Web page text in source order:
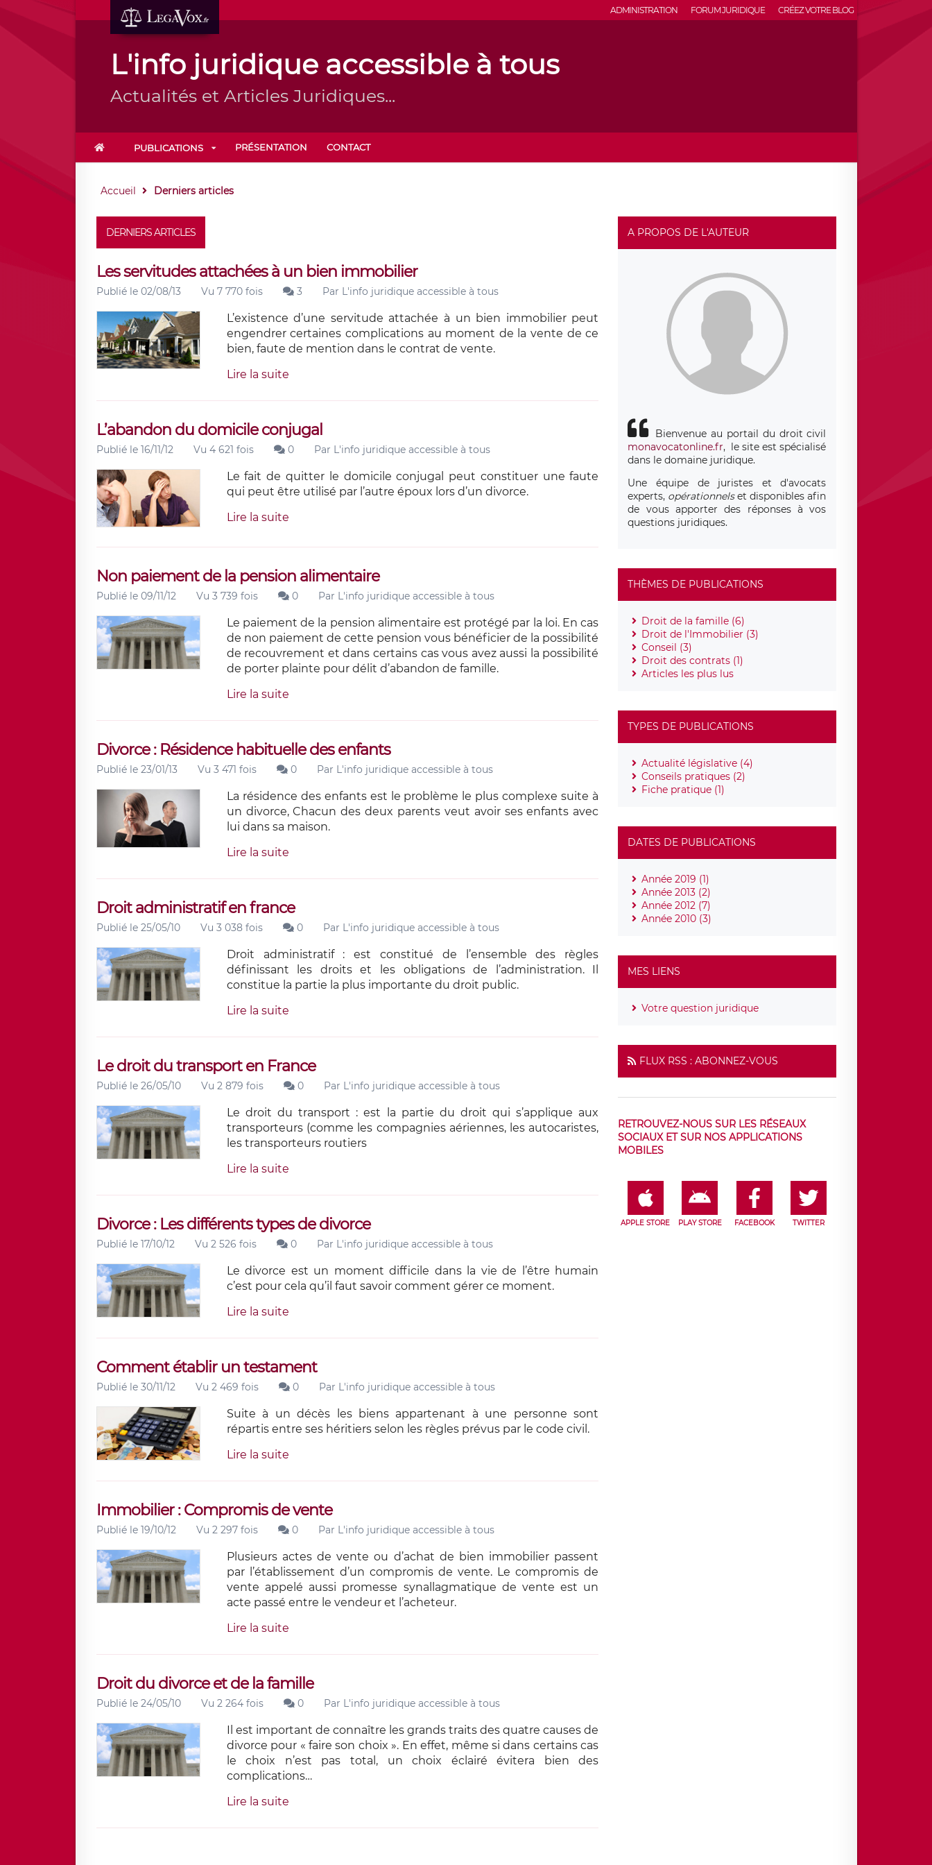
ADMINISTRATION FORUM JURIDIQUE CRÉEZ VOTRE BLOG
L'info juridique accessible à tous
Actualités et Articles Juridiques...
PUBLICATIONS PRÉSENTATION CONTACT
Accueil Derniers articles
DERNIERS ARTICLES
Les servitudes attachées à un bien immobilier
Publié le 02/08/13 Vu 7 770 fois 3 Par L'info juridique accessible à tous
L’existence d’une servitude attachée à un bien immobilier peut
engendrer certaines complications au moment de la vente de ce
bien, faute de mention dans le contrat de vente.
Lire la suite
L’abandon du domicile conjugal
Publié le 16/11/12 Vu 4 621 fois 0 Par L'info juridique accessible à tous
Le fait de quitter le domicile conjugal peut constituer une faute
qui peut être utilisé par l’autre époux lors d’un divorce.
Lire la suite
Non paiement de la pension alimentaire
Publié le 09/11/12 Vu 3 739 fois 0 Par L'info juridique accessible à tous
Le paiement de la pension alimentaire est protégé par la loi. En cas
de non paiement de cette pension vous bénéficier de la possibilité
de recouvrement et dans certains cas vous avez aussi la possibilité
de porter plainte pour délit d’abandon de famille.
Lire la suite
Divorce : Résidence habituelle des enfants
Publié le 23/01/13 Vu 3 471 fois 0 Par L'info juridique accessible à tous
La résidence des enfants est le problème le plus complexe suite à
un divorce, Chacun des deux parents veut avoir ses enfants avec
lui dans sa maison.
Lire la suite
Droit administratif en france
Publié le 25/05/10 Vu 3 038 fois 0 Par L'info juridique accessible à tous
Droit administratif : est constitué de l’ensemble des règles
définissant les droits et les obligations de l’administration. Il
constitue la partie la plus importante du droit public.
Lire la suite
Le droit du transport en France
Publié le 26/05/10 Vu 2 879 fois 0 Par L'info juridique accessible à tous
Le droit du transport : est la partie du droit qui s’applique aux
transporteurs (comme les compagnies aériennes, les autocaristes,
les transporteurs routiers
Lire la suite
Divorce : Les différents types de divorce
Publié le 17/10/12 Vu 2 526 fois 0 Par L'info juridique accessible à tous
Le divorce est un moment difficile dans la vie de l’être humain
c’est pour cela qu’il faut savoir comment gérer ce moment.
Lire la suite
Comment établir un testament
Publié le 30/11/12 Vu 2 469 fois 0 Par L'info juridique accessible à tous
Suite à un décès les biens appartenant à une personne sont
répartis entre ses héritiers selon les règles prévus par le code civil.
Lire la suite
Immobilier : Compromis de vente
Publié le 19/10/12 Vu 2 297 fois 0 Par L'info juridique accessible à tous
Plusieurs actes de vente ou d’achat de bien immobilier passent
par l’établissement d’un compromis de vente. Le compromis de
vente appelé aussi promesse synallagmatique de vente est un
acte passé entre le vendeur et l’acheteur.
Lire la suite
Droit du divorce et de la famille
Publié le 24/05/10 Vu 2 264 fois 0 Par L'info juridique accessible à tous
Il est important de connaître les grands traits des quatre causes de
divorce pour « faire son choix ». En effet, même si dans certains cas
le choix n’est pas total, un choix éclairé évitera bien des
complications…
Lire la suite
A PROPOS DE L'AUTEUR
Bienvenue au portail du droit civil
monavocatonline.fr, le site est spécialisé
dans le domaine juridique.
Une équipe de juristes et d'avocats
experts, opérationnelset disponibles afin
de vous apporter des réponses à vos
questions juridiques.
THÈMES DE PUBLICATIONS
Droit de la famille (6)
Droit de l'Immobilier (3)
Conseil (3)
Droit des contrats (1)
Articles les plus lus
TYPES DE PUBLICATIONS
Actualité législative (4)
Conseils pratiques (2)
Fiche pratique (1)
DATES DE PUBLICATIONS
Année 2019 (1)
Année 2013 (2)
Année 2012 (7)
Année 2010 (3)
MES LIENS
Votre question juridique
FLUX RSS : ABONNEZ-VOUS
RETROUVEZ-NOUS SUR LES RÉSEAUX
SOCIAUX ET SUR NOS APPLICATIONS
MOBILES
APPLE STORE PLAY STORE FACEBOOK TWITTER